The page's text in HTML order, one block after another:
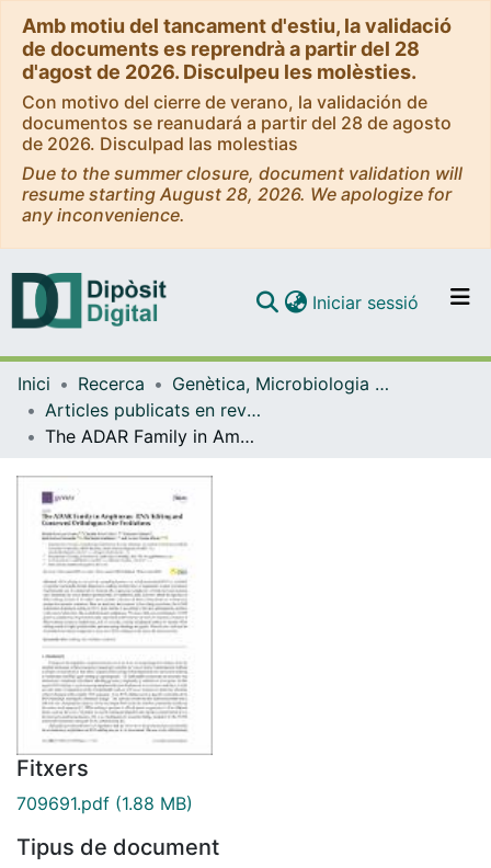
Amb motiu del tancament d'estiu, la validació
de documents es reprendrà a partir del 28
d'agost de 2026. Disculpeu les molèsties.
Con motivo del cierre de verano, la validación de
documentos se reanudará a partir del 28 de agosto
de 2026. Disculpad las molestias
Due to the summer closure, document validation will
resume starting August 28, 2026. We apologize for
any inconvenience.
Navega per tot el DD
Iniciar sessió (current)
Inici Recerca
Genètica, Microbiologia i Estadística
Articles publicats en revistes (Genètica, Microbiologia i Estadística)
The ADAR Family in Amphioxus: RNA Editing and Conserved Orthologous Site Predictions
Fitxers
709691.pdf (1.88 MB)
Tipus de document